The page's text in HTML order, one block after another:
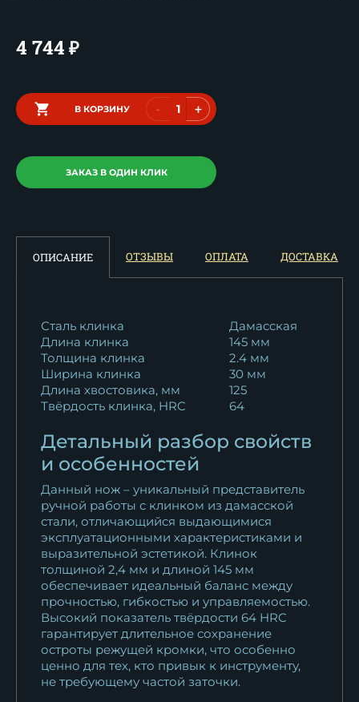
4 744 ₽
В КОРЗИНУ - +
ЗАКАЗ В ОДИН КЛИК
ОПИСАНИЕ ОТЗЫВЫ ОПЛАТА ДОСТАВКА
Сталь клинка
Дамасская
Длина клинка
145 мм
Толщина клинка
2.4 мм
Ширина клинка
30 мм
Длина хвостовика, мм
125
Твёрдость клинка, HRC
64
Детальный разбор свойств
и особенностей
Данный нож – уникальный представитель
ручной работы с клинком из дамасской
стали, отличающийся выдающимися
эксплуатационными характеристиками и
выразительной эстетикой. Клинок
толщиной 2,4 мм и длиной 145 мм
обеспечивает идеальный баланс между
прочностью, гибкостью и управляемостью.
Высокий показатель твёрдости 64 HRC
гарантирует длительное сохранение
остроты режущей кромки, что особенно
ценно для тех, кто привык к инструменту,
не требующему частой заточки.